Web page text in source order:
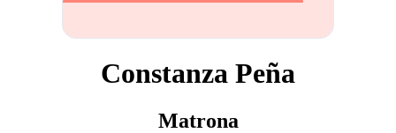
Constanza Peña
Matrona